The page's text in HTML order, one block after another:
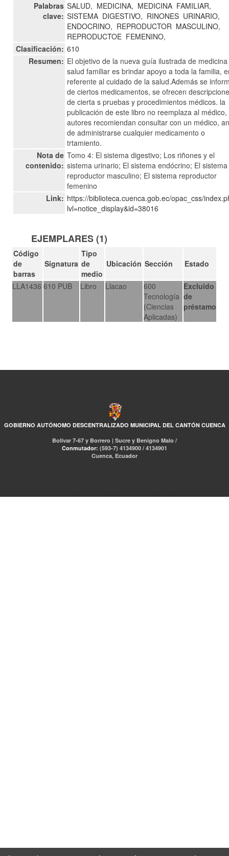
Palabras
clave:
SALUD, MEDICINA, MEDICINA FAMILIAR,
SISTEMA DIGESTIVO, RINONES URINARIO,
ENDOCRINO, REPRODUCTOR MASCULINO,
REPRODUCTOE FEMENINO,
Clasificación: 610
Resumen: El objetivo de la nueva guía ilustrada de
salud familiar es brindar apoyo a toda la familia,
referente al cuidado de la salud.Además se
de ciertos medicamentos, se ofrecen
de cierta s pruebas y procedimientos médicos. la
publicación de este libro no reemplaza al médico,
autores recomiendan consultar con un médico,
de administrarse cualquier medicamento o
trtamiento.
Nota de
contenido:
Tomo 4: El sistema digestivo; Los riñones y el
sistema urinario; El sistema endócrino; El sistema
reproductor masculino; El sistema reproductor
femenino
Link: https://biblioteca.cuenca.gob.ec/opac_css/
lvl=notice_display&id=38016
EJEMPLARES (1)
Código
de
barras
Signatura
Tipo
de
medio
Ubicación Sección Estado
LLA1436 610 PUB Libro Llacao
600
Tecnología
(Ciencias
Aplicadas)
Excluido
de
préstamo
GOBIERNO AUTÓNOMO DESCENTRALIZADO MUNICIPAL DEL CANTÓN CUENCA
Bolívar 7-67 y Borrero | Sucre y Benigno Malo /
Conmutador: (593-7) 4134900 / 4134901
Cuenca, Ecuador